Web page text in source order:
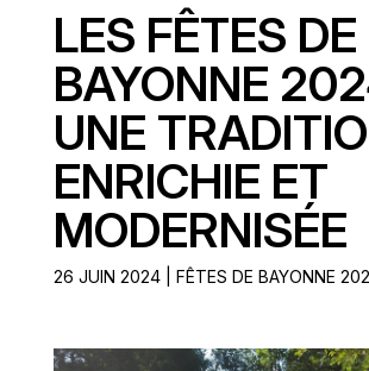
LES FÊTES DE
BAYONNE
UNE
ENRICHIE ET
MODERNISÉE
26 JUIN 2024| FÊTES DE BAYONNE